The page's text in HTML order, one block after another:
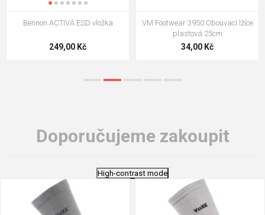
VM Footwear 3009 Vkládací stélka
124,00 Kč
VM Footwear 3102 Tkaničky
ploché
18,70 Kč
Doporučujeme zakoupit
High-contrast mode